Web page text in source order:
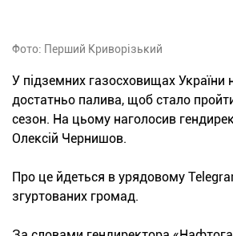
Фото: Перший Криворізький
У підземних газосховищах України
достатньо палива, щоб стало
сезон. На цьому наголосив
Олексій Чернишов.
Про це йдеться в урядовому
згуртованих громад.